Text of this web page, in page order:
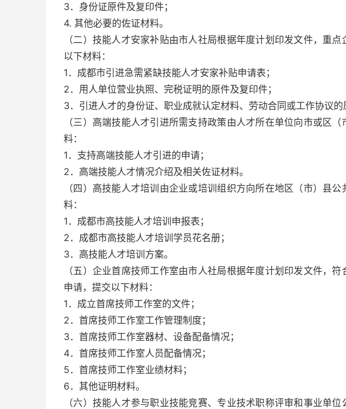
3．身份证原件及复印件；
4. 其他必要的佐证材料。
（二）技能人才安家补贴由市人社局根据年度计划印发文件，重
以下材料：
1．成都市引进急需紧缺技能人才安家补贴申请表；
2．用人单位营业执照、完税证明的原件及复印件；
3．引进人才的身份证、职业成就认定材料、劳动合同或工作协议的
（三）高端技能人才引进所需支持政策由人才所在单位向市或区
料：
1．支持高端技能人才引进的申请；
2．高端技能人才情况介绍及相关佐证材料。
（四）高技能人才培训由企业或培训组织方向所在地区（市）县
料：
1．成都市高技能人才培训申报表；
2．成都市高技能人才培训学员花名册；
3．高技能人才培训方案。
（五）企业首席技师工作室由市人社局根据年度计划印发文件，
申请，提交以下材料：
1．成立首席技师工作室的文件；
2．首席技师工作室工作管理制度；
3．首席技师工作室器材、设备配备情况；
4．首席技师工作室人员配备情况；
5．首席技师工作室业绩材料；
6．其他证明材料。
（六）技能人才参与职业技能竞赛、专业技术职称评审和事业单